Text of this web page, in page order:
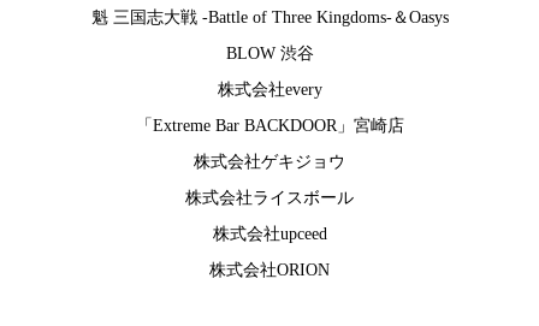
魁 三国志大戦 -Battle of Three Kingdoms-＆Oasys
BLOW 渋谷
株式会社every
「Extreme Bar BACKDOOR」宮崎店
株式会社ゲキジョウ
株式会社ライスボール
株式会社upceed
株式会社ORION